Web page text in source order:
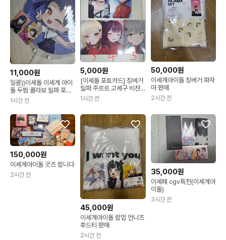
11,000원
일괄))이세돌 이세계 아이
돌 두찜 콜라보 릴파 포카
A&B 이세페 피켓
1시간 전
5,000원
[이세돌 포토카드] 징버거
릴파 주르르 고세구 비챤
이세계아이돌
1시간 전
50,000원
이세계아이돌 징버거 파자
마 판매
2시간 전
150,000원
이세계아이돌 굿즈 팝니다
2시간 전
45,000원
이세계아이돌 팝업 언니즈
후드티 판매
2시간 전
35,000원
이세페 cgv특전(이세계아
이돌)
3시간 전